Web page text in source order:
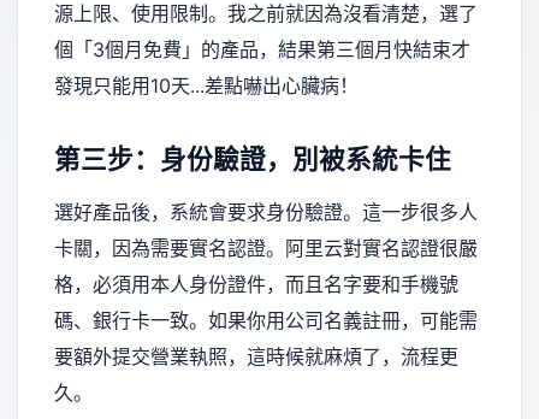
源上限、使用限制。我之前就因為沒看清楚，選了
個「3個月免費」的產品，結果第三個月快結束才
發現只能用10天...差點嚇出心臟病！
第三步：身份驗證，別被系統卡住
選好產品後，系統會要求身份驗證。這一步很多人
卡關，因為需要實名認證。阿里云對實名認證很嚴
格，必須用本人身份證件，而且名字要和手機號
碼、銀行卡一致。如果你用公司名義註冊，可能需
要額外提交營業執照，這時候就麻煩了，流程更
久。